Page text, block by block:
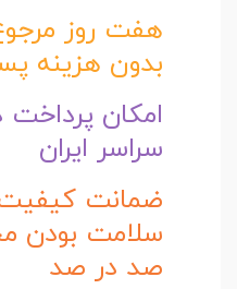
هفت روز
بدون هزینه
امکان
سراسر ایران
ضمانت
سلامت بودن
صد در صد